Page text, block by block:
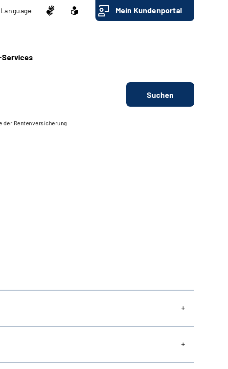
Language Mein Kundenportal
Services
Suchen
der Rentenversicherung